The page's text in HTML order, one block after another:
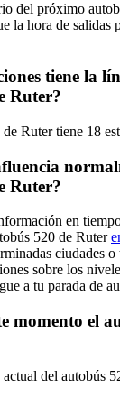
del próximo
la hora de salidas
tiene la
Ruter?
Ruter tiene 18
Ruter?
en
520 de Ruter
ciudades
sobre los
a tu parada de
momento el
actual del autobús